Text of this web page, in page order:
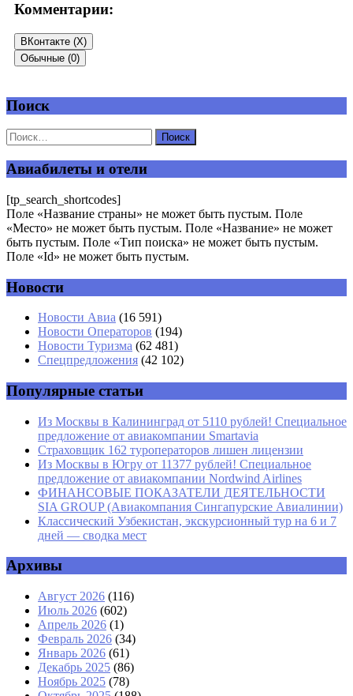
Комментарии:
ВКонтакте (X)
Обычные (0)
Добавить комментарий
Ваш адрес email не будет опубликован.
Имя *
Email*
Поиск
Авиабилеты и отели
[tp_search_shortcodes]
Поле «Название страны» не может быть пустым. Поле
«Место» не может быть пустым. Поле «Название» не может
быть пустым. Поле «Тип поиска» не может быть пустым.
Поле «Id» не может быть пустым.
Новости
Новости Авиа (16 591)
Новости Операторов (194)
Новости Туризма (62 481)
Спецпредложения (42 102)
Популярные статьи
Из Москвы в Калининград от 5110 рублей! Специальное
предложение от авиакомпании Smartavia
Страховщик 162 туроператоров лишен лицензии
Из Москвы в Югру от 11377 рублей! Специальное
предложение от авиакомпании Nordwind Airlines
ФИНАНСОВЫЕ ПОКАЗАТЕЛИ ДЕЯТЕЛЬНОСТИ
SIA GROUP (Авиакомпания Сингапурские Авиалинии)
Классический Узбекистан, экскурсионный тур на 6 и 7
дней — сводка мест
Архивы
Август 2026 (116)
Июль 2026 (602)
Апрель 2026 (1)
Февраль 2026 (34)
Январь 2026 (61)
Декабрь 2025 (86)
Ноябрь 2025 (78)